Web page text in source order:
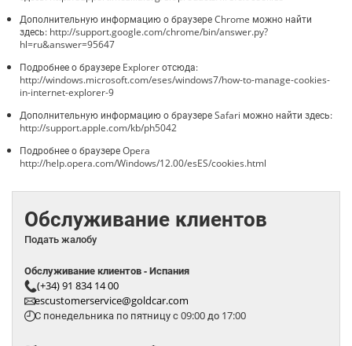
Дополнительную информацию о браузере Chrome можно найти
здесь: http://support.google.com/chrome/bin/answer.py?
hl=ru&answer=95647
Подробнее о браузере Explorer отсюда:
http://windows.microsoft.com/eses/windows7/how-to-manage-cookies-
in-internet-explorer-9
Дополнительную информацию о браузере Safari можно найти здесь:
http://support.apple.com/kb/ph5042
Подробнее о браузере Opera
http://help.opera.com/Windows/12.00/esES/cookies.html
Обслуживание клиентов
Подать жалобу
Обслуживание клиентов - Испания
(+34) 91 834 14 00
escustomerservice@goldcar.com
С понедельника по пятницу с 09:00 до 17:00